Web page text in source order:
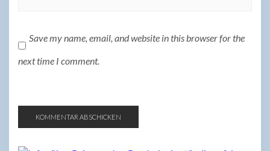
Save my name, email, and website in this browser for the
next time I comment.